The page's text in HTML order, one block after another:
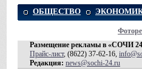
ОБЩЕСТВО
Размещение рекламы в «СОЧИ
Прайс-лист, (8622) 37-62-16,
Редакция: news@sochi-24.ru